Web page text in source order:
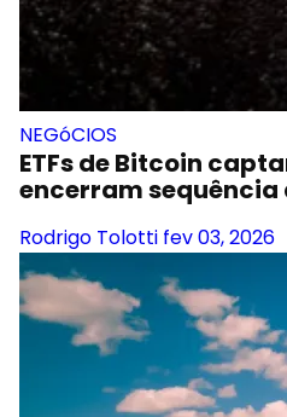
NEGóCIOS
ETFs de Bitcoin
encerram sequência
Rodrigo Tolotti fev 03, 2026